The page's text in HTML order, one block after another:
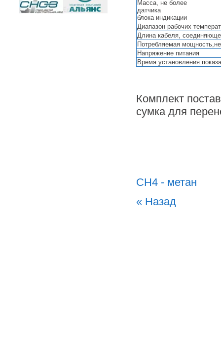
Масса, не более
датчика
блока индикации
Диапазон рабочих
Длина кабеля,
Потребляемая
Напряжение питания
Время установления
Комплект
сумка для
CH4 - метан
« Назад